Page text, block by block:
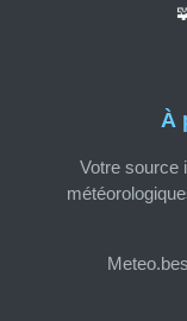
À
Votre source